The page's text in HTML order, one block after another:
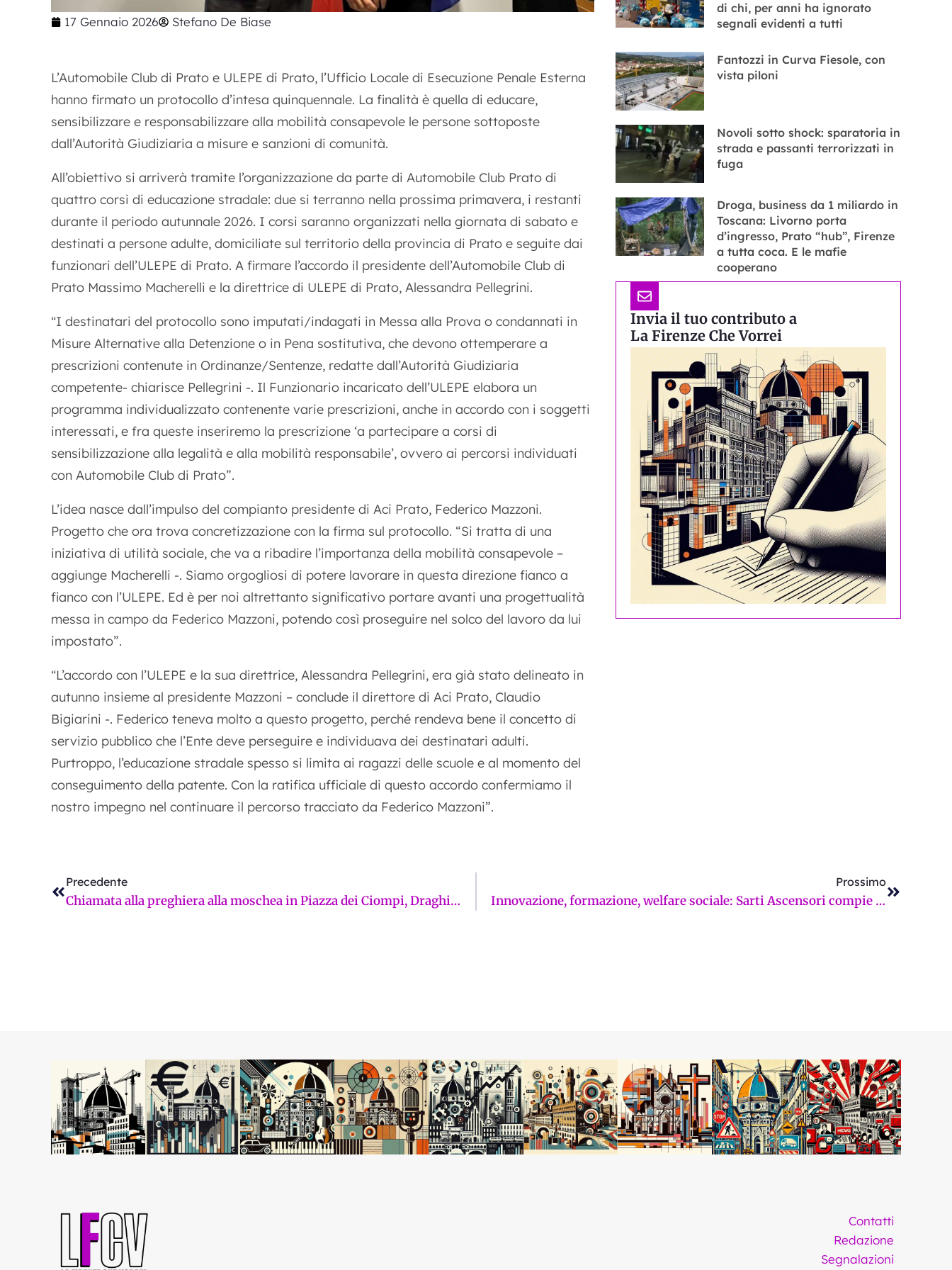
17 Gennaio 2026 Stefano De Biase
L’Automobile Club di Prato e ULEPE di Prato, l’Ufficio Locale di Esecuzione Penale Esterna
hanno firmato un protocollo d’intesa quinquennale. La finalità è quella di educare,
sensibilizzare e responsabilizzare alla mobilità consapevole le persone sottoposte
dall’Autorità Giudiziaria a misure e sanzioni di comunità.
All’obiettivo si arriverà tramite l’organizzazione da parte di Automobile Club Prato di
quattro corsi di educazione stradale: due si terranno nella prossima primavera, i restanti
durante il periodo autunnale 2026. I corsi saranno organizzati nella giornata di sabato e
destinati a persone adulte, domiciliate sul territorio della provincia di Prato e seguite dai
funzionari dell’ULEPE di Prato. A firmare l’accordo il presidente dell’Automobile Club di
Prato Massimo Macherelli e la direttrice di ULEPE di Prato, Alessandra Pellegrini.
“I destinatari del protocollo sono imputati/indagati in Messa alla Prova o condannati in
Misure Alternative alla Detenzione o in Pena sostitutiva, che devono ottemperare a
prescrizioni contenute in Ordinanze/Sentenze, redatte dall’Autorità Giudiziaria
competente- chiarisce Pellegrini -. Il Funzionario incaricato dell’ULEPE elabora un
programma individualizzato contenente varie prescrizioni, anche in accordo con i soggetti
interessati, e fra queste inseriremo la prescrizione ‘a partecipare a corsi di
sensibilizzazione alla legalità e alla mobilità responsabile’, ovvero ai percorsi individuati
con Automobile Club di Prato”.
L’idea nasce dall’impulso del compianto presidente di Aci Prato, Federico Mazzoni.
Progetto che ora trova concretizzazione con la firma sul protocollo. “Si tratta di una
iniziativa di utilità sociale, che va a ribadire l’importanza della mobilità consapevole –
aggiunge Macherelli -. Siamo orgogliosi di potere lavorare in questa direzione fianco a
fianco con l’ULEPE. Ed è per noi altrettanto significativo portare avanti una progettualità
messa in campo da Federico Mazzoni, potendo così proseguire nel solco del lavoro da lui
impostato”.
“L’accordo con l’ULEPE e la sua direttrice, Alessandra Pellegrini, era già stato delineato in
autunno insieme al presidente Mazzoni – conclude il direttore di Aci Prato, Claudio
Bigiarini -. Federico teneva molto a questo progetto, perché rendeva bene il concetto di
servizio pubblico che l’Ente deve perseguire e individuava dei destinatari adulti.
Purtroppo, l’educazione stradale spesso si limita ai ragazzi delle scuole e al momento del
conseguimento della patente. Con la ratifica ufficiale di questo accordo confermiamo il
nostro impegno nel continuare il percorso tracciato da Federico Mazzoni”.
di chi, per anni ha ignorato
segnali evidenti a tutti
Fantozzi in Curva Fiesole, con
vista piloni
Novoli sotto shock: sparatoria in
strada e passanti terrorizzati in
fuga
Droga, business da 1 miliardo in
Toscana: Livorno porta
d’ingresso, Prato “hub”, Firenze
a tutta coca. E le mafie
cooperano
Invia il tuo contributo a
La Firenze Che Vorrei
Precedente
Chiamata alla preghiera alla moschea in Piazza dei Ciompi, Draghi (FdI): “È legale l’uso degli altoparlanti?”
Prossimo
Innovazione, formazione, welfare sociale: Sarti Ascensori compie 63 anni d’attività. E assume personale con patentino
Contatti
Redazione
Segnalazioni